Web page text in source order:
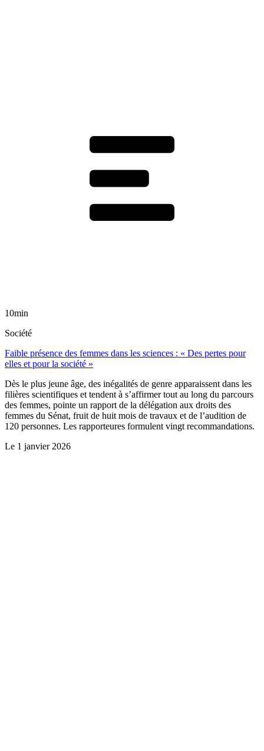
10min
Société
Faible présence des femmes dans les sciences : « Des pertes pour
elles et pour la société »
Dès le plus jeune âge, des inégalités de genre apparaissent dans les
filières scientifiques et tendent à s’affirmer tout au long du parcours
des femmes, pointe un rapport de la délégation aux droits des
femmes du Sénat, fruit de huit mois de travaux et de l’audition de
120 personnes. Les rapporteures formulent vingt recommandations.
Le 1 janvier 2026